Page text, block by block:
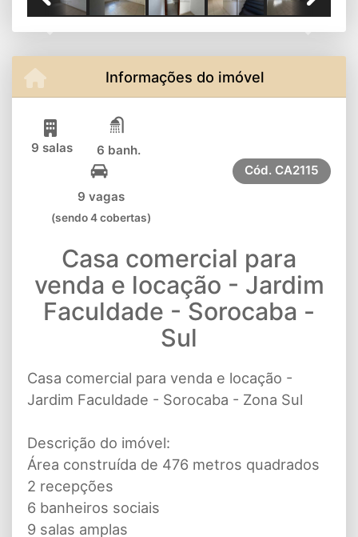
Informações do imóvel
9 salas 6 banh.
9 vagas
(sendo 4 cobertas)
Cód. CA2115
Casa comercial para
venda e locação - Jardim
Faculdade - Sorocaba -
Sul
Casa comercial para venda e locação -
Jardim Faculdade - Sorocaba - Zona Sul
Descrição do imóvel:
Área construída de 476 metros quadrados
2 recepções
6 banheiros sociais
9 salas amplas